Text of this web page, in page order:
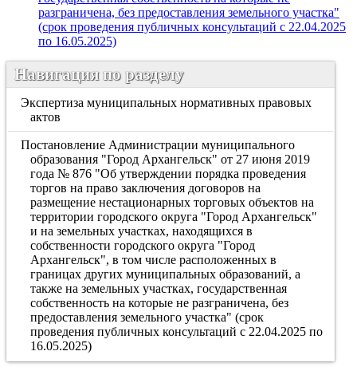
разграничена, без предоставления земельного участка"
(срок проведения публичных консультаций с 22.04.2025
по 16.05.2025)
Навигация по разделу
Экспертиза муниципальных нормативных правовых
актов
Постановление Администрации муниципального
образования "Город Архангельск" от 27 июня 2019
года № 876 "Об утверждении порядка проведения
торгов на право заключения договоров на
размещение нестационарных торговых объектов на
территории городского округа "Город Архангельск"
и на земельных участках, находящихся в
собственности городского округа "Город
Архангельск", в том числе расположенных в
границах других муниципальных образований, а
также на земельных участках, государственная
собственность на которые не разграничена, без
предоставления земельного участка" (срок
проведения публичных консультаций с 22.04.2025 по
16.05.2025)